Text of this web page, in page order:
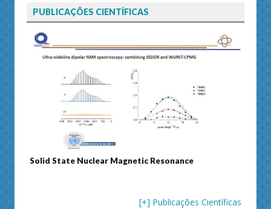
PUBLICAÇÕES CIENTÍFICAS
State Nuclear Magnetic Resonance
[+] Publicações Científicas